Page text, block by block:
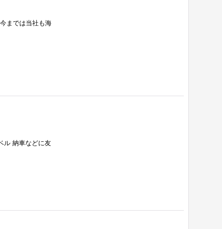
までは当社も海
ル 納車などに友